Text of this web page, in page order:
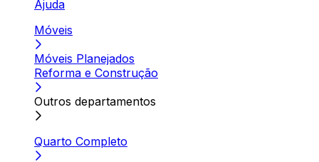
Ajuda
Móveis
Móveis Planejados
Reforma e Construção
Outros departamentos
Quarto Completo